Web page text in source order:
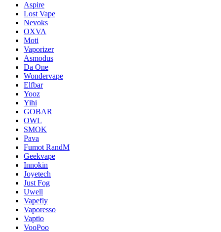
Aspire
Lost Vape
Nevoks
OXVA
Moti
Vaporizer
Asmodus
Da One
Wondervape
Elfbar
Yooz
Yihi
GOBAR
OWL
SMOK
Pava
Fumot RandM
Geekvape
Innokin
Joyetech
Just Fog
Uwell
Vapefly
Vaporesso
Vaptio
VooPoo